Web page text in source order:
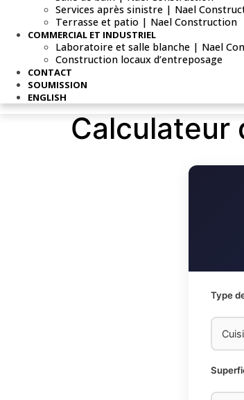
Services après sinistre | Nael
Terrasse et patio | Nael Construction
COMMERCIAL ET INDUSTRIEL
Laboratoire et salle blanche | Nael
Construction locaux d’entreposage
CONTACT
SOUMISSION
ENGLISH
Calculateur
Type